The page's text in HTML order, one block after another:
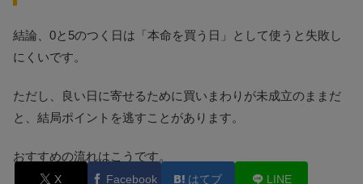
結論、0と5のつく日は「本命を買う日」として使うと失敗し
にくいです。
ただし、良い日に寄せるために買いまわりが未成立のままだ
と、結局ポイントを逃すことがあります。
おすすめの流れはこうです。
X Facebook はてブ LINE